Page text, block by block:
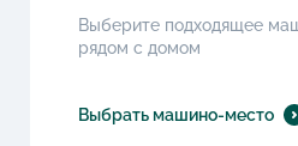
Выберите подходящее
рядом с домом
Выбрать машино-место